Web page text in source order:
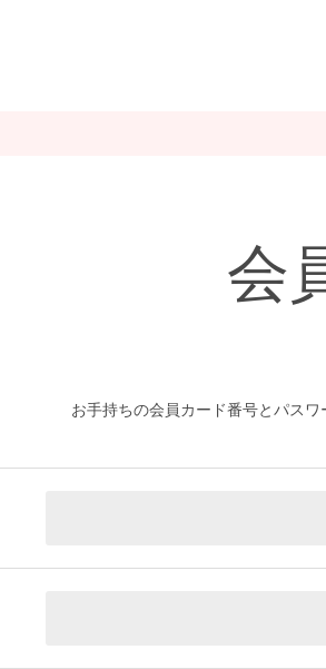
会
お手持ちの会員カード番号とパス